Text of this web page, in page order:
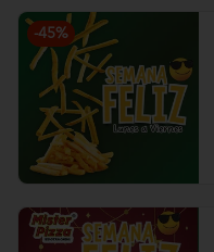
-45%